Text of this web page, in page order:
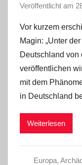
Veröffentlicht am
Vor kurzem
Magin: „Unter
Deutschland von
veröffentlichen
mit dem
in Deutschland
Weiterlesen
Europa,